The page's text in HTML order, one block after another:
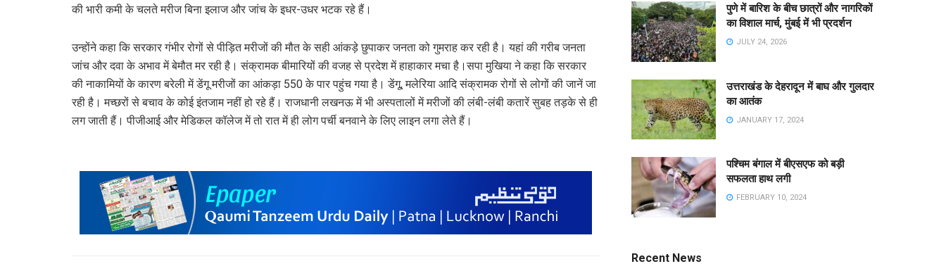
की भारी कमी के चलते मरीज बिना इलाज और जांच के इधर-उधर भटक रहे हैं।
उन्होंने कहा कि सरकार गंभीर रोगों से पीड़ित मरीजों की मौत के सही आंकड़े छुपाकर जनता को गुमराह कर रही है। यहां की गरीब जनता
जांच और दवा के अभाव में बेमौत मर रही है। संक्रामक बीमारियों की वजह से प्रदेश में हाहाकार मचा है।सपा मुखिया ने कहा कि सरकार
की नाकामियों के कारण बरेली में डेंगू मरीजों का आंकड़ा 550 के पार पहुंच गया है। डेंगू, मलेरिया आदि संक्रामक रोगों से लोगों की जानें जा
रही है। मच्छरों से बचाव के कोई इंतजाम नहीं हो रहे हैं। राजधानी लखनऊ में भी अस्पतालों में मरीजों की लंबी-लंबी कतारें सुबह तड़के से ही
लग जाती हैं। पीजीआई और मेडिकल कॉलेज में तो रात में ही लोग पर्ची बनवाने के लिए लाइन लगा लेते हैं।
पुणे में बारिश के बीच छात्रों और नागरिकों
का विशाल मार्च, मुंबई में भी प्रदर्शन
JULY 24, 2026
उत्तराखंड के देहरादून में बाघ और गुलदार
का आतंक
JANUARY 17, 2024
पश्चिम बंगाल में बीएसएफ को बड़ी
सफलता हाथ लगी
FEBRUARY 10, 2024
Recent News